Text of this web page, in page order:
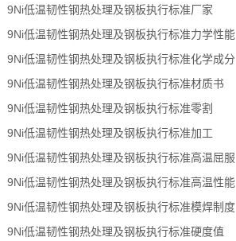
9Ni低温韧性钢热处理及钢板执行标准厂家
9Ni低温韧性钢热处理及钢板执行标准力学性能
9Ni低温韧性钢热处理及钢板执行标准化学成分
9Ni低温韧性钢热处理及钢板执行标准材质书
9Ni低温韧性钢热处理及钢板执行标准零割
9Ni低温韧性钢热处理及钢板执行标准加工
9Ni低温韧性钢热处理及钢板执行标准高温屈服
9Ni低温韧性钢热处理及钢板执行标准高温性能
9Ni低温韧性钢热处理及钢板执行标准模焊制度
9Ni低温韧性钢热处理及钢板执行标准硬度值